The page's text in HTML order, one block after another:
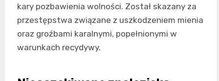
kary pozbawienia wolności. Został skazany za
przestępstwa związane z uszkodzeniem mienia
oraz groźbami karalnymi, popełnionymi w
warunkach recydywy.